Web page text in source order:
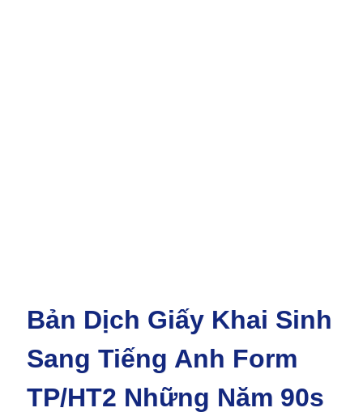
Bản Dịch Giấy Khai Sinh
Sang Tiếng Anh Form
TP/HT2 Những Năm 90s